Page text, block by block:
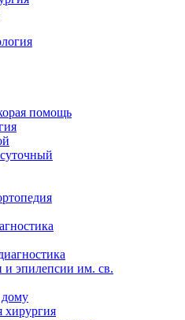
помощь
и эпилепсии им. св.
хирургия